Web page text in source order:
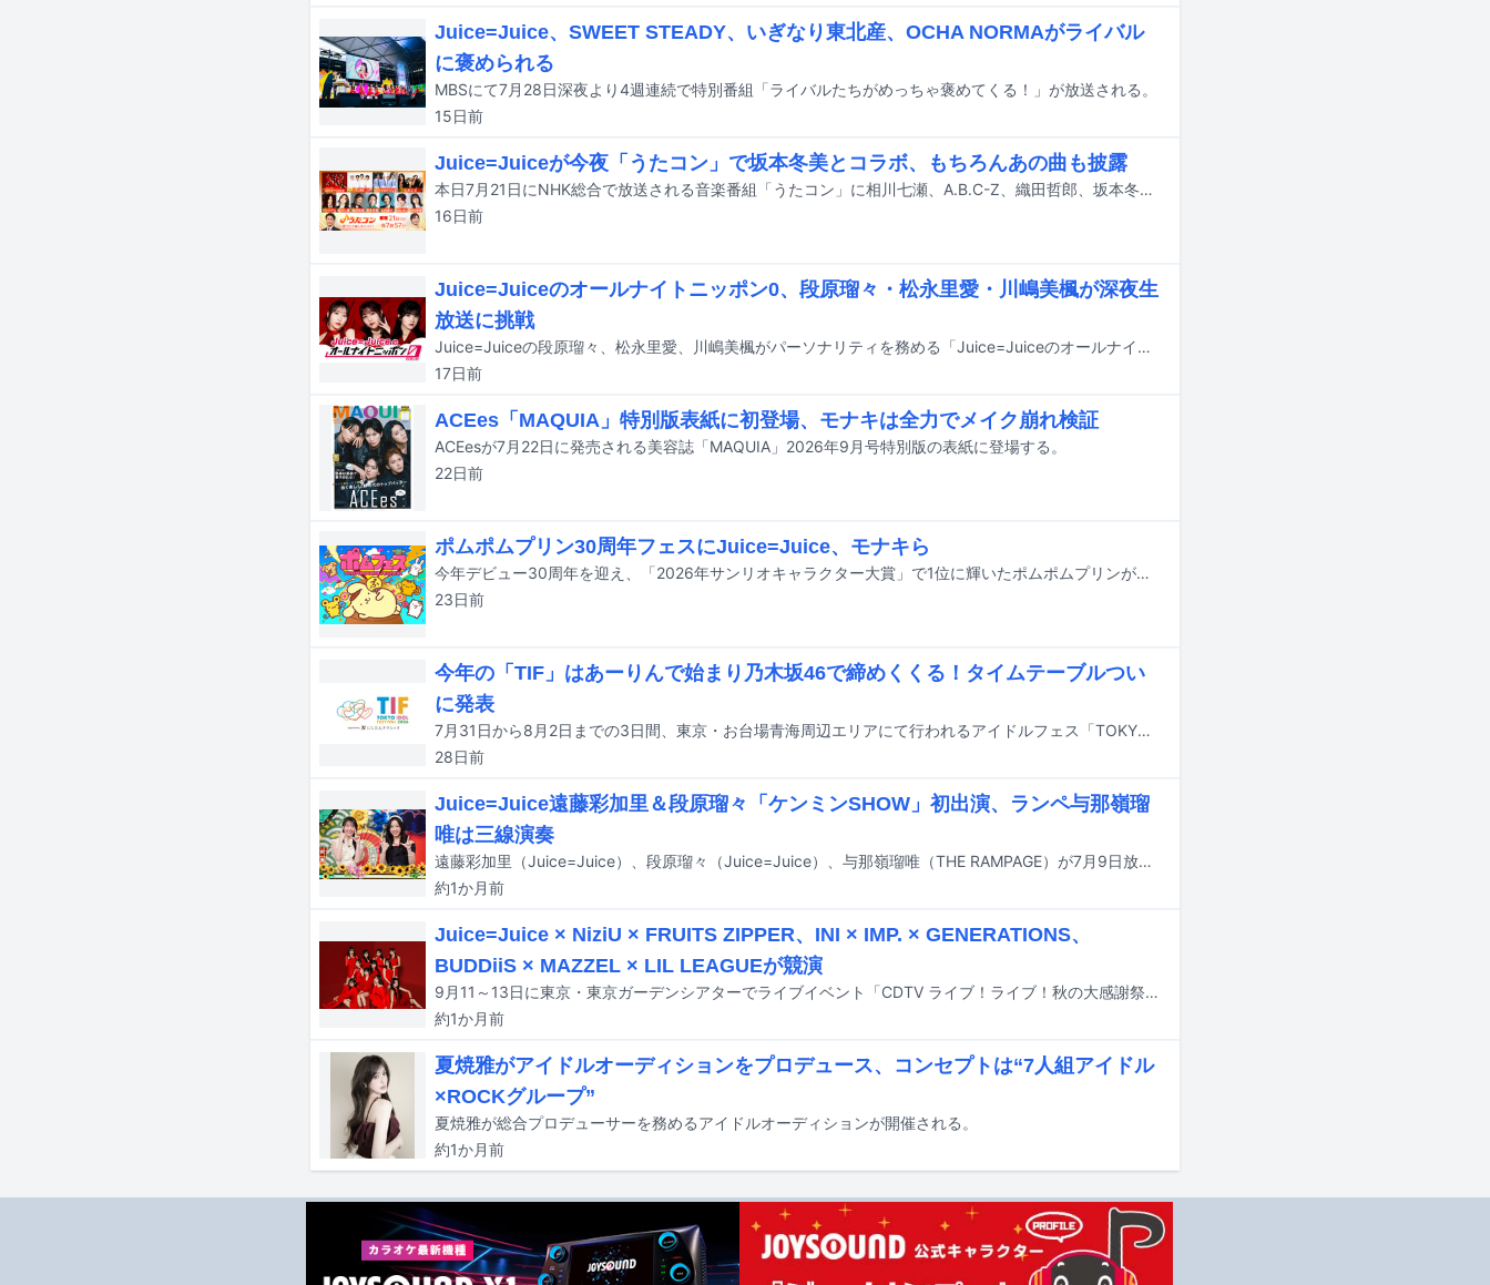
Juice=Juice、SWEET STEADY、いぎなり東北産、OCHA NORMAがライバル
に褒められる
MBSにて7月28日深夜より4週連続で特別番組「ライバルたちがめっちゃ褒めてくる！」が放送される。
15日前
Juice=Juiceが今夜「うたコン」で坂本冬美とコラボ、もちろんあの曲も披露
本日7月21日にNHK総合で放送される音楽番組「うたコン」に相川七瀬、A.B.C-Z、織田哲郎、坂本冬美、ザ・ワイルドワンズ、Juice=Juice、田村芽実、TUBE、新浜レオン、マーティ・フリードマン、山内惠介が出演する。
16日前
Juice=Juiceのオールナイトニッポン0、段原瑠々・松永里愛・川嶋美楓が深夜生
放送に挑戦
Juice=Juiceの段原瑠々、松永里愛、川嶋美楓がパーソナリティを務める「Juice=Juiceのオールナイトニッポン0（ZERO）」が7月27日27:00よりニッポン放送で生放送される。
17日前
ACEes「MAQUIA」特別版表紙に初登場、モナキは全力でメイク崩れ検証
ACEesが7月22日に発売される美容誌「MAQUIA」2026年9月号特別版の表紙に登場する。
22日前
ポムポムプリン30周年フェスにJuice=Juice、モナキら
今年デビュー30周年を迎え、「2026年サンリオキャラクター大賞」で1位に輝いたポムポムプリンが主役のフェス「ポムフェス」が、9月12、13日に神奈川・横浜赤レンガ倉庫 イベント広場で開催されることが決定。会場内のステージエリアでは、ポムポムプリンによるパフォーマンスに加えて、ゲストアーティストによるライブが披露される。
23日前
今年の「TIF」はあーりんで始まり乃木坂46で締めくくる！タイムテーブルつい
に発表
7月31日から8月2日までの3日間、東京・お台場青海周辺エリアにて行われるアイドルフェス「TOKYO IDOL FESTIVAL 2026 supported by にしたんクリニック」のタイムテーブルが発表された。
28日前
Juice=Juice遠藤彩加里＆段原瑠々「ケンミンSHOW」初出演、ランペ与那嶺瑠
唯は三線演奏
遠藤彩加里（Juice=Juice）、段原瑠々（Juice=Juice）、与那嶺瑠唯（THE RAMPAGE）が7月9日放送の日本テレビ系「秘密のケンミンSHOW 極」にゲスト出演する。
約1か月前
Juice=Juice × NiziU × FRUITS ZIPPER、INI × IMP. × GENERATIONS、
BUDDiiS × MAZZEL × LIL LEAGUEが競演
9月11～13日に東京・東京ガーデンシアターでライブイベント「CDTV ライブ！ライブ！秋の大感謝祭2026」が開催される。
約1か月前
夏焼雅がアイドルオーディションをプロデュース、コンセプトは“7人組アイドル
×ROCKグループ”
夏焼雅が総合プロデューサーを務めるアイドルオーディションが開催される。
約1か月前